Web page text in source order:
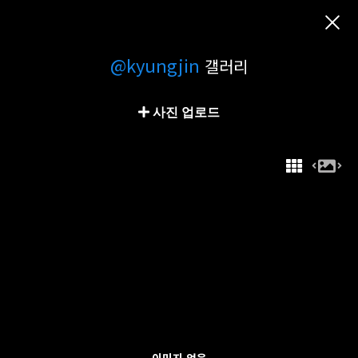
@kyungjin 갤러리
사진 업로드